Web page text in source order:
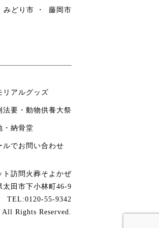
みどり市 藤岡市
リアルグッズ
法要・動物供養大祭
・納骨堂
ルでお問い合わせ
ト訪問火葬そよかぜ
田市下小林町46-9
TEL:0120-55-9342
Rights Reserved.